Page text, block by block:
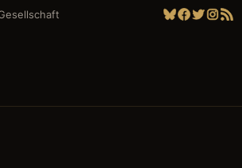
Bluesky